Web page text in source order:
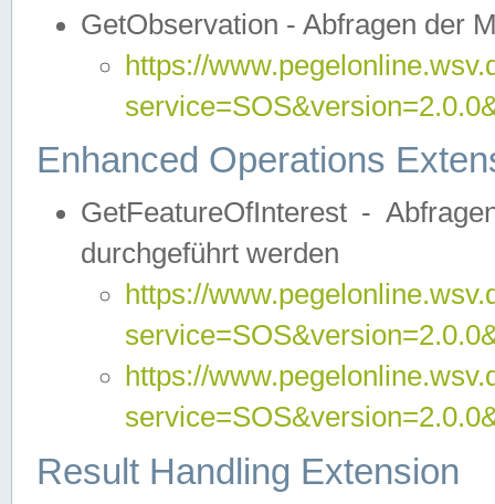
GetObservation - Abfragen der
https://
Enhanced Operations
GetFeatureOfInterest -
durchgeführt werden
https://
https://
Result Handling Extension